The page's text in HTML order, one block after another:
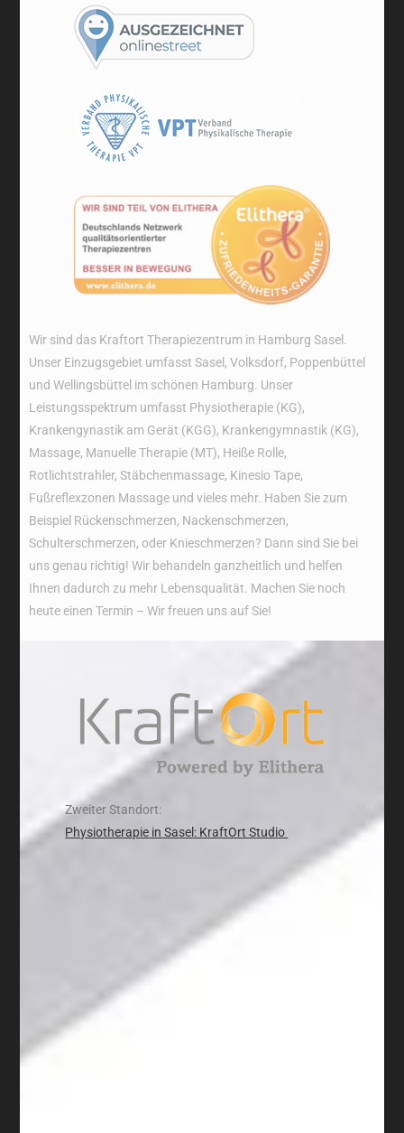
Wir sind das Kraftort Therapiezentrum in Hamburg Sasel.
Unser Einzugsgebiet umfasst Sasel, Volksdorf, Poppenbüttel
und Wellingsbüttel im schönen Hamburg. Unser
Leistungsspektrum umfasst Physiotherapie (KG),
Krankengynastik am Gerät (KGG), Krankengymnastik (KG),
Massage, Manuelle Therapie (MT), Heiße Rolle,
Rotlichtstrahler, Stäbchenmassage, Kinesio Tape,
Fußreflexzonen Massage und vieles mehr. Haben Sie zum
Beispiel Rückenschmerzen, Nackenschmerzen,
Schulterschmerzen, oder Knieschmerzen? Dann sind Sie bei
uns genau richtig! Wir behandeln ganzheitlich und helfen
Ihnen dadurch zu mehr Lebensqualität. Machen Sie noch
heute einen Termin – Wir freuen uns auf Sie!
Zweiter Standort:
Physiotherapie in Sasel: KraftOrt Studio